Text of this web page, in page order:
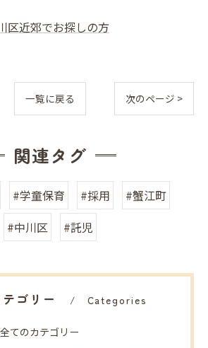
区近郊でお探しの方
一覧に戻る 次のページ >
関連タグ
#学童保育 #採用
#蟹江町
#中川区
#託児
テゴリー Categories
全てのカテゴリー